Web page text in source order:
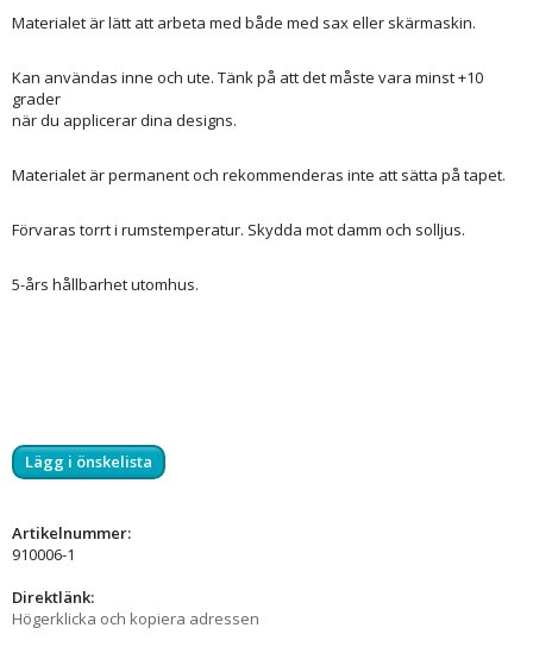
Materialet är lätt att arbeta med både med sax eller skärmaskin.
Kan användas inne och ute. Tänk på att det måste vara minst +10
grader
när du applicerar dina designs.
Materialet är permanent och rekommenderas inte att sätta på tapet.
Förvaras torrt i rumstemperatur. Skydda mot damm och solljus.
5-års hållbarhet utomhus.
Lägg i önskelista
Artikelnummer:
910006-1
Direktlänk:
Högerklicka och kopiera adressen